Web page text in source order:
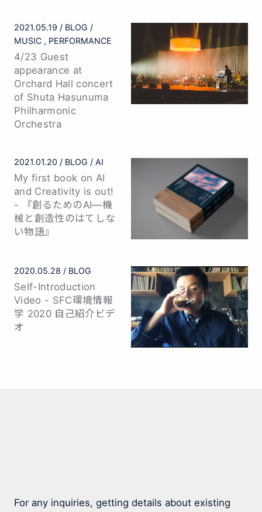
2021.05.19
BLOG
MUSIC
PERFORMANCE
4/23 Guest
appearance at
Orchard Hall concert
of Shuta Hasunuma
Philharmonic
Orchestra
2021.01.20 BLOG AI
My first book on AI
and Creativity is out!
- 『創るためのAI—機
械と創造性のはてしな
い物語』
2020.05.28 BLOG
Self-Introduction
Video - SFC環境情報
学 2020 自己紹介ビデ
オ
For any inquiries, getting details about existing